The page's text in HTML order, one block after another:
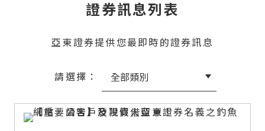
證券訊息列表
亞東證券提供您最即時的證券訊息
請選擇：